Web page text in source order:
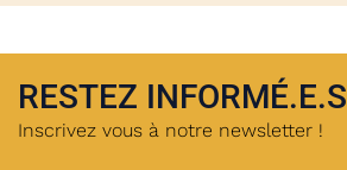
RESTEZ INFORMÉ.E.S
Inscrivez vous à notre newsletter !